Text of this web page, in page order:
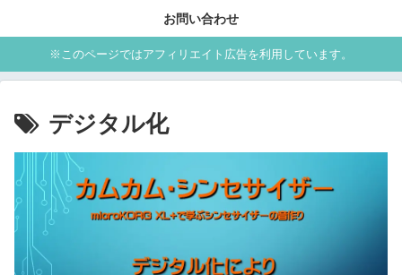
お問い合わせ
※このページではアフィリエイト広告を利用しています。
デジタル化